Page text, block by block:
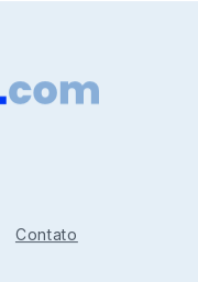
Contato